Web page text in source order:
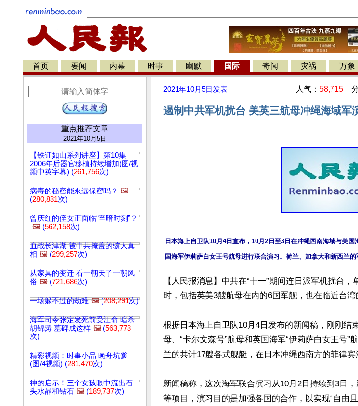
首页 要闻 内幕 时事 幽默 国际 奇闻 灾祸 万象
重点推荐文章
2021年10月5日
【铁证如山系列讲座】第10集
2006年后器官移植持续增加(图/视
频中英字幕) (261,756次)
病毒的秘密能永远保密吗？ 🖼️
(280,881次)
曾庆红的侄女正面临“至暗时刻”？
🖼️ (562,158次)
血战长津湖 被中共掩盖的骇人真
相 🖼️ (299,257次)
从家具的变迁 看一朝天子一朝风
俗 🖼️ (721,686次)
一场躲不过的劫难 🖼️(208,291次)
海军司令张定发死前受江命 暗杀
胡锦涛 墓碑成这样 🖼️ (563,778
次)
精彩视频：时事小品 晚舟坑爹
(图/4视频) (281,470次)
神的启示！三个女孩眼中流出石
头水晶和钻石 🖼️ (189,737次)
2021年10月5日 发表 人气： 58,715 分
遏制中共军机扰台 美英三航母冲绳海域军
日本海上自卫队10月4日宣布，10月2日至3日在冲绳西南海域与美
【人民报消息】中共在“十一”期间连日派军机扰台
时，包括英美3艘航母在内的6国军舰，也在临近台湾
根据日本海上自卫队10月4日发布的新闻稿，刚刚结
母、“卡尔文森号”航母和英国海军“伊莉萨白女王号”
兰的共计17艘各式舰艇，在日本冲绳西南方的菲律宾
新闻稿称，这次海军联合演习从10月2日持续到3日
等项目，演习目的是加强各国的合作，以实现“自由且